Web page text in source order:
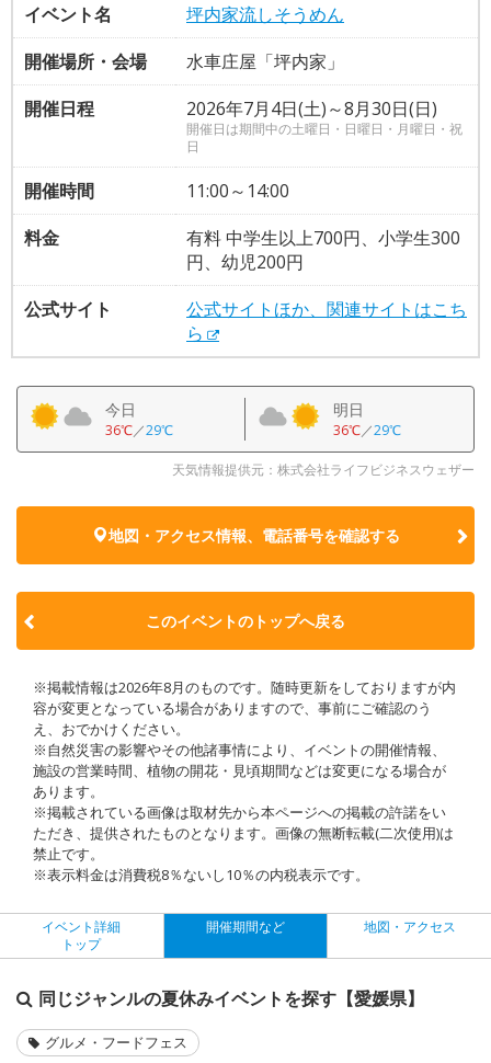
イベント名
坪内家流しそうめん
開催場所・会場
水車庄屋「坪内家」
開催日程
2026年7月4日(土)～8月30日(日)
開催日は期間中の土曜日・日曜日・月曜日・祝
日
開催時間
11:00～14:00
料金
有料 中学生以上700円、小学生300
円、幼児200円
公式サイト
公式サイトほか、関連サイトはこち
ら
今日
36℃／29℃
明日
36℃／29℃
天気情報提供元：株式会社ライフビジネスウェザー
地図・アクセス情報、電話番号を確認する
このイベントのトップへ戻る
※掲載情報は2026年8月のものです。随時更新をしておりますが内
容が変更となっている場合がありますので、事前にご確認のう
え、おでかけください。
※自然災害の影響やその他諸事情により、イベントの開催情報、
施設の営業時間、植物の開花・見頃期間などは変更になる場合が
あります。
※掲載されている画像は取材先から本ページへの掲載の許諾をい
ただき、提供されたものとなります。画像の無断転載(二次使用)は
禁止です。
※表示料金は消費税8％ないし10％の内税表示です。
イベント詳細
トップ
開催期間など 地図・アクセス
同じジャンルの夏休みイベントを探す【愛媛県】
グルメ・フードフェス